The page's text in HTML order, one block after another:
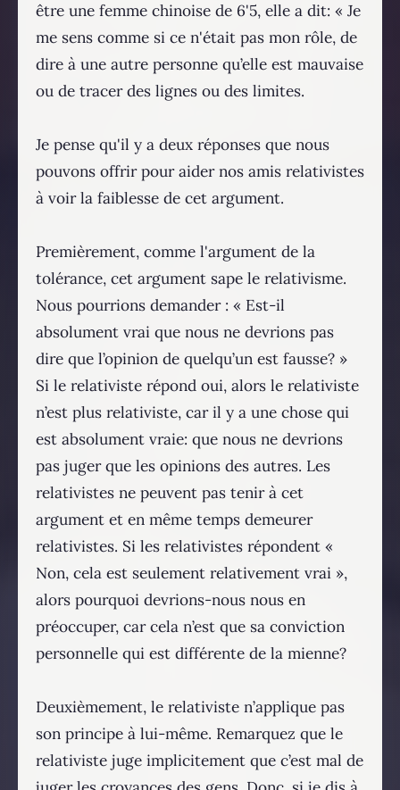
être une femme chinoise de 6'5, elle a dit: « Je
me sens comme si ce n'était pas mon rôle, de
dire à une autre personne qu’elle est mauvaise
ou de tracer des lignes ou des limites.
Je pense qu'il y a deux réponses que nous
pouvons offrir pour aider nos amis relativistes
à voir la faiblesse de cet argument.
Premièrement, comme l'argument de la
tolérance, cet argument sape le relativisme.
Nous pourrions demander : « Est-il
absolument vrai que nous ne devrions pas
dire que l’opinion de quelqu’un est fausse? »
Si le relativiste répond oui, alors le relativiste
n’est plus relativiste, car il y a une chose qui
est absolument vraie: que nous ne devrions
pas juger que les opinions des autres. Les
relativistes ne peuvent pas tenir à cet
argument et en même temps demeurer
relativistes. Si les relativistes répondent «
Non, cela est seulement relativement vrai »,
alors pourquoi devrions-nous nous en
préoccuper, car cela n’est que sa conviction
personnelle qui est différente de la mienne?
Deuxièmement, le relativiste n’applique pas
son principe à lui-même. Remarquez que le
relativiste juge implicitement que c’est mal de